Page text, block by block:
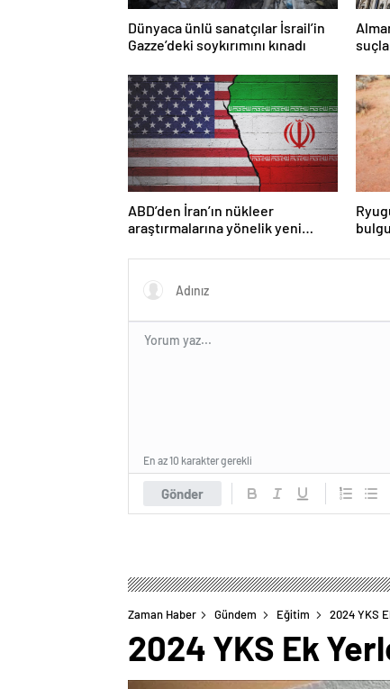
Dünyaca ünlü sanatçılar İsrail’in
Gazze’deki soykırımını kınadı
ABD’den İran’ın nükleer
araştırmalarına yönelik yeni
Gönder
En az 10 karakter gerekli
Zaman Haber Gündem Eğitim 2024 YKS
2024 YKS Ek